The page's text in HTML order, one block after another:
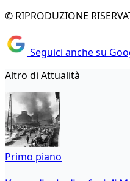
© RIPRODUZIONE
Seguici anche su
Altro di Attualità
Primo piano